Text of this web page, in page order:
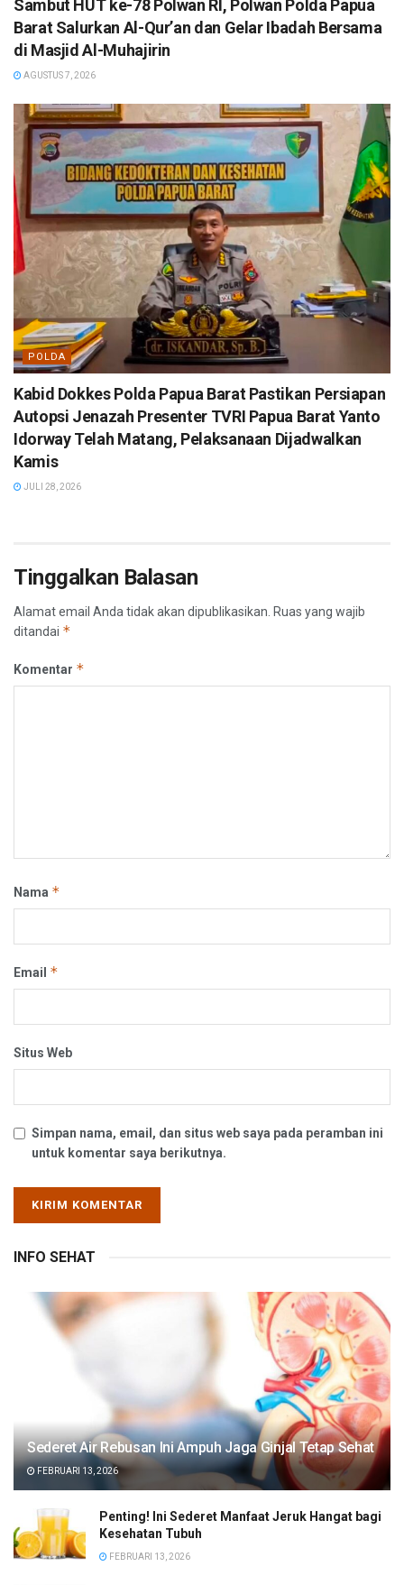
Sambut HUT ke-78 Polwan RI, Polwan Polda Papua
Barat Salurkan Al-Qur’an dan Gelar Ibadah Bersama
di Masjid Al-Muhajirin
AGUSTUS 7, 2026
POLDA
Kabid Dokkes Polda Papua Barat Pastikan Persiapan
Autopsi Jenazah Presenter TVRI Papua Barat Yanto
Idorway Telah Matang, Pelaksanaan Dijadwalkan
Kamis
JULI 28, 2026
Tinggalkan Balasan
Alamat email Anda tidak akan dipublikasikan. Ruas yang wajib
ditandai *
Komentar *
Nama *
Email *
Situs Web
Simpan nama, email, dan situs web saya pada peramban ini
untuk komentar saya berikutnya.
INFO SEHAT
Sederet Air Rebusan Ini Ampuh Jaga Ginjal Tetap Sehat
FEBRUARI 13, 2026
Penting! Ini Sederet Manfaat Jeruk Hangat bagi
Kesehatan Tubuh
FEBRUARI 13, 2026